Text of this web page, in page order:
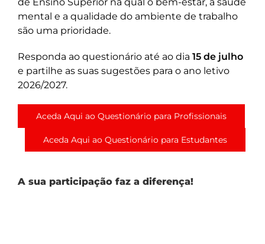
mental e a qualidade do ambiente de trabalho
são uma prioridade.
Responda ao questionário até ao dia 15 de julho
e partilhe as suas sugestões para o ano letivo
2026/2027.
Aceda Aqui ao Questionário para Profissionais
Aceda Aqui ao Questionário para Estudantes
A sua participação faz a diferença!